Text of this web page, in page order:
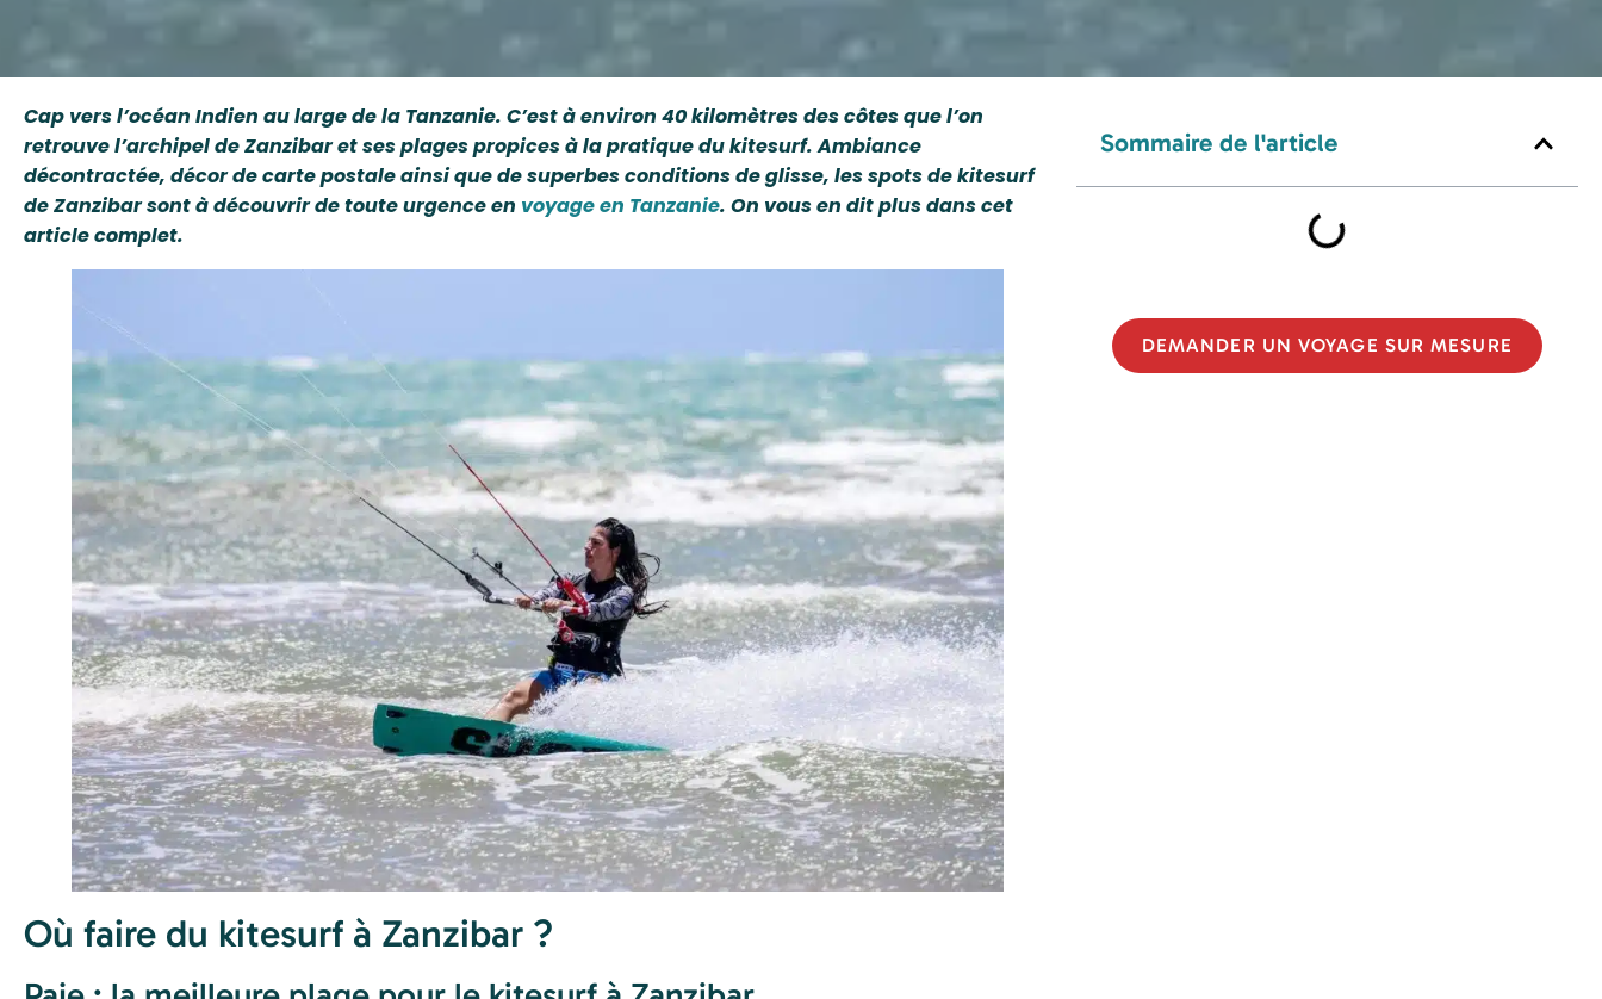
Cap vers l’océan Indien au large de la Tanzanie. C’est à environ 40 kilomètres des côtes que l’on
retrouve l’archipel de Zanzibar et ses plages propices à la pratique du kitesurf. Ambiance
décontractée, décor de carte postale ainsi que de superbes conditions de glisse, les spots de kitesurf
de Zanzibar sont à découvrir de toute urgence en voyage en Tanzanie. On vous en dit plus dans cet
article complet.
Où faire du kitesurf à Zanzibar ?
Sommaire de l'article
DEMANDER UN VOYAGE SUR MESURE